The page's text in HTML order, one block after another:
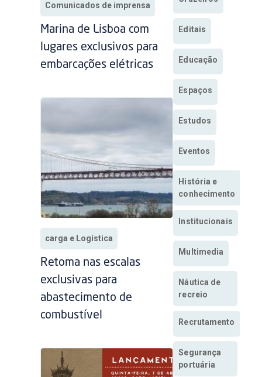
Comunicados de imprensa
Marina de Lisboa com
lugares exclusivos para
embarcações elétricas
carga e Logística
Retoma nas escalas
exclusivas para
abastecimento de
combustível
Editais
Educação
Espaços
Estudos
Eventos
História e
conhecimento
Institucionais
Multimedia
Náutica de
recreio
Recrutamento
Segurança
portuária